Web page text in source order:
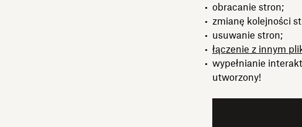
obracanie stron;
zmianę kolejności
usuwanie stron;
łączenie z innym
wypełnianie
utworzony!